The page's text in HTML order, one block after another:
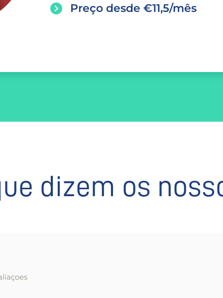
Preço desde €11,5/mês
dizem os